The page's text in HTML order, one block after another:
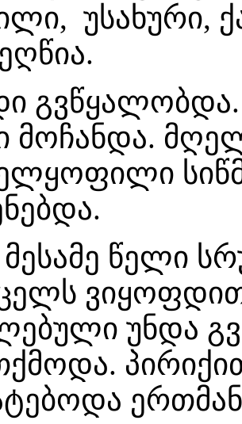
უსახური,
მოჩანდა.
წელი
უნდა